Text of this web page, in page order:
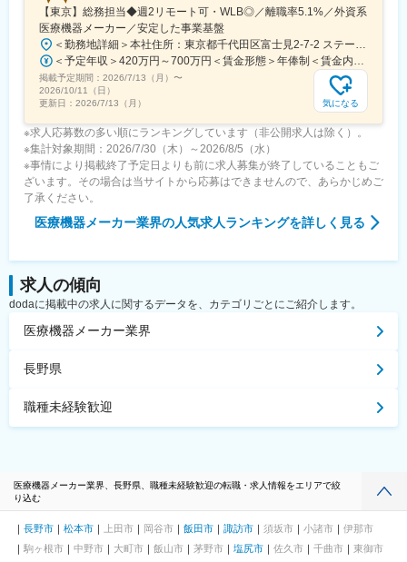
【東京】総務担当◆週2リモート可・WLB◎／離職率5.1%／外資系
医療機器メーカー／安定した事業基盤
＜勤務地詳細＞本社住所：東京都千代田区富士見2-7-2 ステージビルディング8F勤務地最寄駅：JR総武線／飯田橋駅受動喫煙対策：屋内全面禁煙変更の範囲：会社の定める事業所（リモートワーク含む）
＜予定年収＞420万円～700万円＜賃金形態＞年俸制＜賃金内訳＞年額（基本給）：3,319,800円～5,440,000円固定残業手当/月：73,350円～130,000円（固定残業時間30時間0分/月）超過した時間外労働の残業手当は追加支給＜月額＞350,000円～583,333円（12分割）（一律手当を含む）＜昇給有無＞有＜残業手当＞有＜給与補足＞※経験・能力・前職での給与を考慮し､当社規定により決定します。■パフォーマンスボーナス（個人実績連動／年1回■昇給：有（人事評価・会社業績に基づく）賃金はあくまでも目安の金額であり、選考を通じて上下する可能性があります。月給(月額)は固定手当を含めた表記です。
掲載予定期間： 2026/7/13（月） 〜
2026/10/11（日）
更新日： 2026/7/13（月） 気になる
※求人応募数の多い順にランキングしています（非公開求人は除く）。
※集計対象期間：2026/7/30（木）～2026/8/5（水）
※事情により掲載終了予定日よりも前に求人募集が終了していることもご
ざいます。その場合は当サイトから応募はできませんので、あらかじめご
了承ください。
医療機器メーカー業界の人気求人ランキングを詳しく見る
求人の傾向
dodaに掲載中の求人に関するデータを、カテゴリごとにご紹介します。
医療機器メーカー業界
長野県
職種未経験歓迎
医療機器メーカー業界、長野県、職種未経験歓迎の転職・求人情報をエリアで絞
り込む
長野市 松本市 上田市 岡谷市 飯田市 諏訪市 須坂市 小諸市
伊那市
駒ヶ根市
中野市 大町市 飯山市 茅野市 塩尻市 佐久市 千曲市
東御市